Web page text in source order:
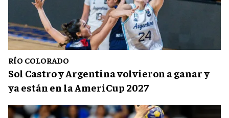
RÍO COLORADO
Sol Castro y Argentina volvieron a ganar y
ya están en la AmeriCup 2027